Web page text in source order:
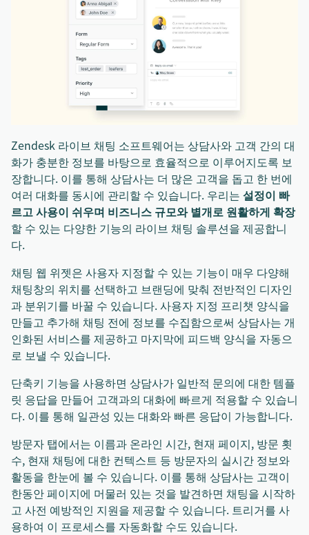
Zendesk 라이브 채팅 소프트웨어는 상담사와 고객 간의 대
화가 충분한 정보를 바탕으로 효율적으로 이루어지도록 보
장합니다. 이를 통해 상담사는 더 많은 고객을 돕고 한 번에
여러 대화를 동시에 관리할 수 있습니다. 우리는 설정이 빠
르고 사용이 쉬우며 비즈니스 규모와 별개로 원활하게 확장
할 수 있는 다양한 기능의 라이브 채팅 솔루션을 제공합니
다.
채팅 웹 위젯은 사용자 지정할 수 있는 기능이 매우 다양해
채팅창의 위치를 선택하고 브랜딩에 맞춰 전반적인 디자인
과 분위기를 바꿀 수 있습니다. 사용자 지정 프리챗 양식을
만들고 추가해 채팅 전에 정보를 수집함으로써 상담사는 개
인화된 서비스를 제공하고 마지막에 피드백 양식을 자동으
로 보낼 수 있습니다.
단축키 기능을 사용하면 상담사가 일반적 문의에 대한 템플
릿 응답을 만들어 고객과의 대화에 빠르게 적용할 수 있습니
다. 이를 통해 일관성 있는 대화와 빠른 응답이 가능합니다.
방문자 탭에서는 이름과 온라인 시간, 현재 페이지, 방문 횟
수, 현재 채팅에 대한 컨텍스트 등 방문자의 실시간 정보와
활동을 한눈에 볼 수 있습니다. 이를 통해 상담사는 고객이
한동안 페이지에 머물러 있는 것을 발견하면 채팅을 시작하
고 사전 예방적인 지원을 제공할 수 있습니다. 트리거를 사
용하여 이 프로세스를 자동화할 수도 있습니다.